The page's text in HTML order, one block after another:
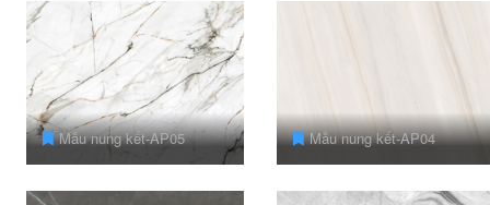
Mẫu nung kết-AP05 Mẫu nung kết-AP04